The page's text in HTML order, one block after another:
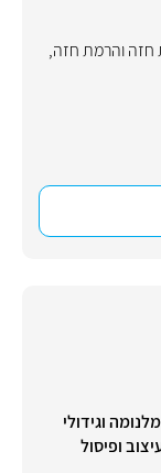
חזה והרמת חזה,
וגידולי
ופיסול